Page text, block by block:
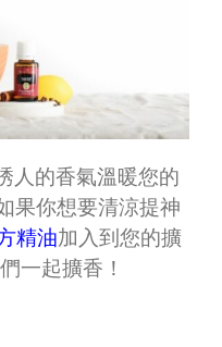
人的香氣溫暖您的
果你想要清涼提神
精油加入到您的擴
一起擴香！